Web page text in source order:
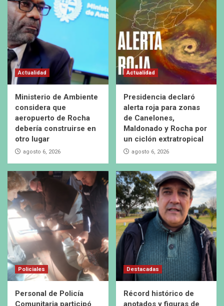
Actualidad
Ministerio de Ambiente
considera que
aeropuerto de Rocha
debería construirse en
otro lugar
agosto 6, 2026
Actualidad
Presidencia declaró
alerta roja para zonas
de Canelones,
Maldonado y Rocha por
un ciclón extratropical
agosto 6, 2026
Policiales
Personal de Policía
Comunitaria participó
Destacadas
Récord histórico de
anotados y figuras de